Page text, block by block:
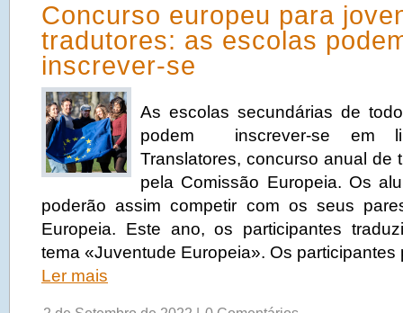
Concurso europeu para
tradutores: as escolas
inscrever-se
As escolas secundárias de
podem inscrever-se em
Translatores, concurso anual de
pela Comissão Europeia. Os
poderão assim competir com os seus
Europeia. Este ano, os participantes
tema «Juventude Europeia». Os
Ler mais